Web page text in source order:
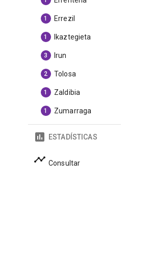
1 Errezil
1 Ikaztegieta
3 Irun
2 Tolosa
1 Zaldibia
1 Zumarraga
ESTADÍSTICAS
Consultar